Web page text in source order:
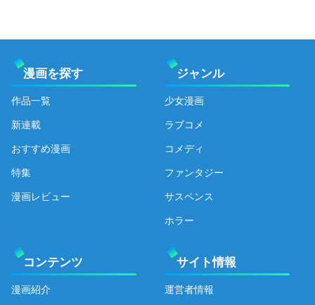
漫画を探す
作品一覧
新連載
おすすめ漫画
特集
漫画レビュー
ジャンル
少女漫画
ラブコメ
コメディ
ファンタジー
サスペンス
ホラー
コンテンツ
漫画紹介
サイト情報
運営者情報